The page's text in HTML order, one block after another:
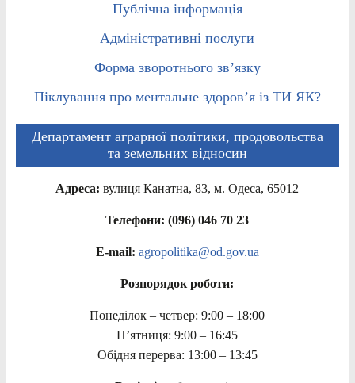
Публічна інформація
Адміністративні послуги
Форма зворотнього зв’язку
Піклування про ментальне здоров’я із ТИ ЯК?
Департамент аграрної політики, продовольства
та земельних відносин
Адреса: вулиця Канатна, 83, м. Одеса, 65012
Телефони: (096) 046 70 23
E-mail: agropolitika@od.gov.ua
Розпорядок роботи:
Понеділок – четвер: 9:00 – 18:00
П’ятниця: 9:00 – 16:45
Обідня перерва: 13:00 – 13:45